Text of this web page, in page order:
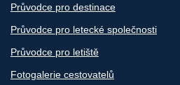
Průvodce pro destinace
Průvodce pro letecké společnosti
Průvodce pro letiště
Fotogalerie cestovatelů